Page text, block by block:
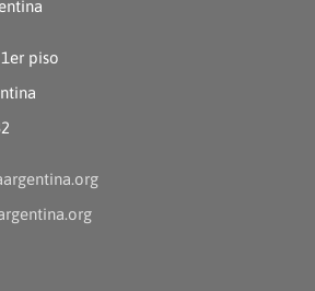
piso